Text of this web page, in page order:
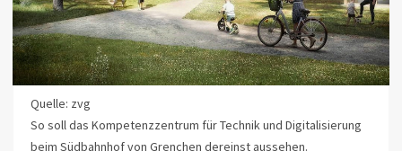
Quelle: zvg
So soll das Kompetenzzentrum für Technik und Digitalisierung
beim Südbahnhof von Grenchen dereinst aussehen.